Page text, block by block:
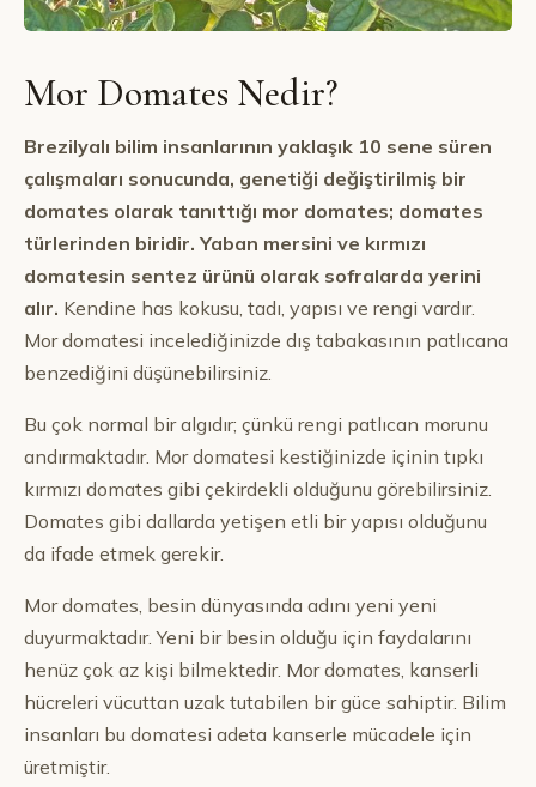
Mor Domates Nedir?
Brezilyalı bilim insanlarının yaklaşık 10 sene süren
çalışmaları sonucunda, genetiği değiştirilmiş bir
domates olarak tanıttığı mor domates; domates
türlerinden biridir. Yaban mersini ve kırmızı
domatesin sentez ürünü olarak sofralarda yerini
alır. Kendine has kokusu, tadı, yapısı ve rengi vardır.
Mor domatesi incelediğinizde dış tabakasının patlıcana
benzediğini düşünebilirsiniz.
Bu çok normal bir algıdır; çünkü rengi patlıcan morunu
andırmaktadır. Mor domatesi kestiğinizde içinin tıpkı
kırmızı domates gibi çekirdekli olduğunu görebilirsiniz.
Domates gibi dallarda yetişen etli bir yapısı olduğunu
da ifade etmek gerekir.
Mor domates, besin dünyasında adını yeni yeni
duyurmaktadır. Yeni bir besin olduğu için faydalarını
henüz çok az kişi bilmektedir. Mor domates, kanserli
hücreleri vücuttan uzak tutabilen bir güce sahiptir. Bilim
insanları bu domatesi adeta kanserle mücadele için
üretmiştir.